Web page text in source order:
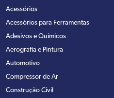
Acessórios
Acessórios para Ferramentas
Adesivos e Químicos
Aerografia e Pintura
Automotivo
Compressor de Ar
Construção Civil